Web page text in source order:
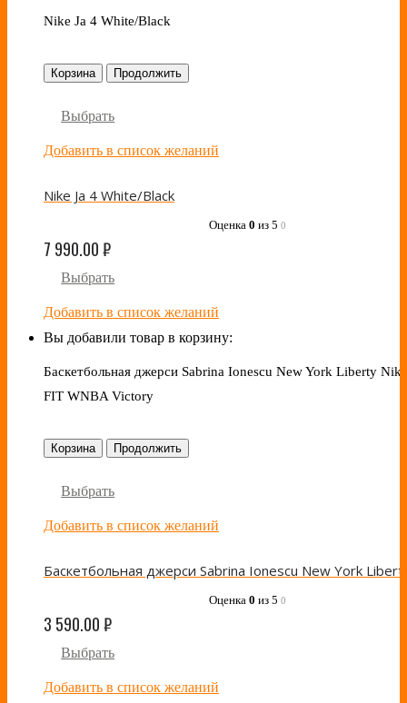
Nike Ja 4 White/Black
Корзина Продолжить
Выбрать
Добавить в список желаний
Nike Ja 4 White/Black
Оценка 0 из 5 0
7 990.00₽
Выбрать
Добавить в список желаний
Вы добавили товар в корзину:
Баскетбольная джерси Sabrina Ionescu New York Liberty
FIT WNBA Victory
Корзина Продолжить
Выбрать
Добавить в список желаний
Оценка 0 из 5 0
3 590.00₽
Выбрать
Добавить в список желаний